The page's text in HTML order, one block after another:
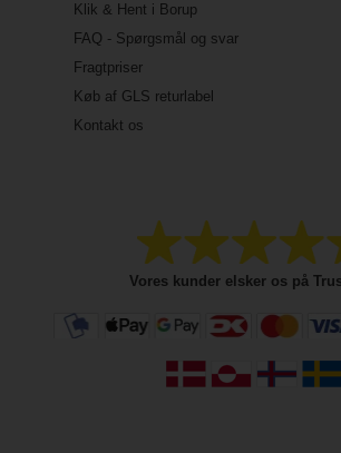
Klik & Hent i Borup
FAQ - Spørgsmål og svar
Fragtpriser
Køb af GLS returlabel
Kontakt os
Vores kunder elsker os på